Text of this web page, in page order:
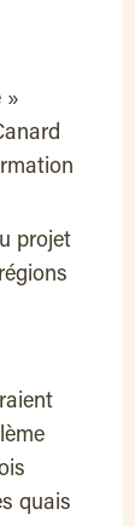
»
projet
quais